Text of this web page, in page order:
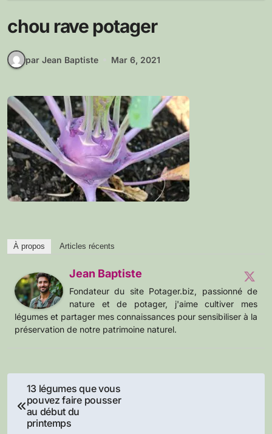
chou rave potager
par Jean Baptiste Mar 6, 2021
À propos Articles récents
Jean Baptiste
Fondateur du site Potager.biz, passionné de
nature et de potager, j'aime cultiver mes
légumes et partager mes connaissances pour sensibiliser à la
préservation de notre patrimoine naturel.
Navigation
de
13 légumes que vous
pouvez faire pousser
au début du
printemps